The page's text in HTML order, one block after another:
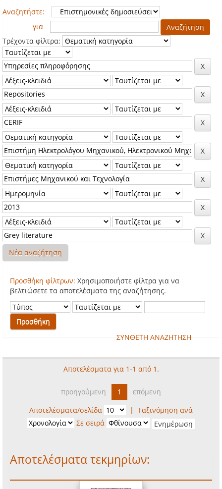
Αναζητήστε:
για
Τρέχοντα φίλτρα:
Νέα αναζήτηση
Προσθήκη φίλτρων: Χρησιμοποιήστε φίλτρα για να
βελτιώσετε τα αποτελέσματα της αναζήτησης.
ΣΥΝΘΕΤΗ ΑΝΑΖΗΤΗΣΗ
Αποτελέσματα για 1-1 από 1.
προηγούμενη 1
επόμενη
Αποτελέσματα/σελίδα
| Ταξινόμηση ανά
Σε σειρά
Αποτελέσματα τεκμηρίων: